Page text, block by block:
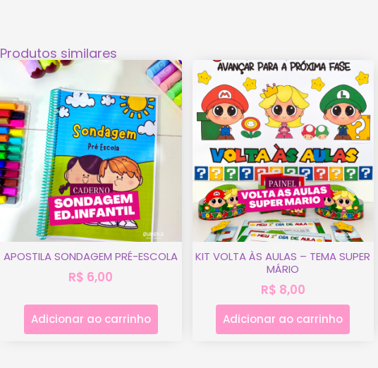
Produtos similares
APOSTILA SONDAGEM PRÉ-ESCOLA
R$ 6,00
Adicionar ao carrinho
KIT VOLTA ÀS AULAS – TEMA SUPER
MÁRIO
R$ 8,00
Adicionar ao carrinho